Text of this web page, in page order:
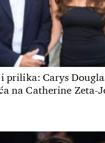
prilika: Carys
na Catherine Zeta-